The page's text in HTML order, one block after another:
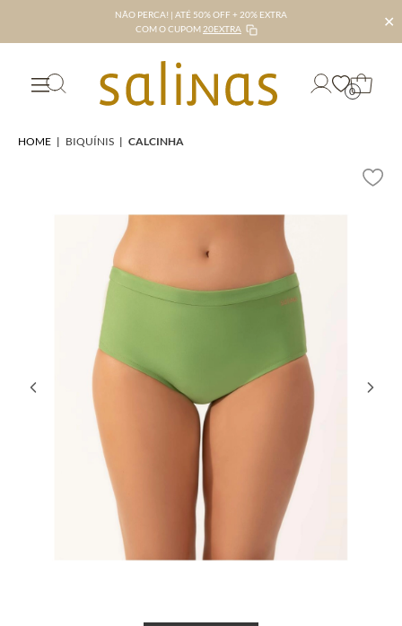
NÃO PERCA! | ATÉ 50% OFF + 20% EXTRA
COM O CUPOM 20EXTRA ✕
0
HOME | BIQUÍNIS | CALCINHA